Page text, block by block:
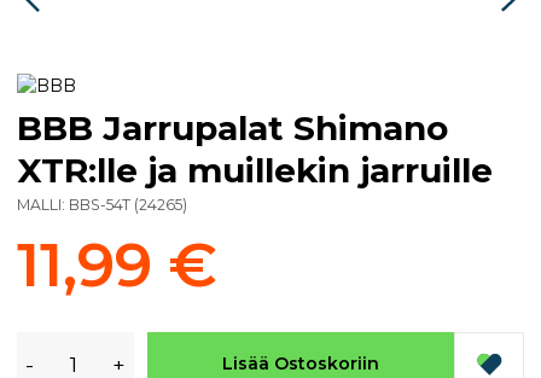
BBB Jarrupalat Shimano
XTR:lle ja muillekin jarruille
MALLI: BBS-54T (24265)
11,99 €
- + Lisää Ostoskoriin